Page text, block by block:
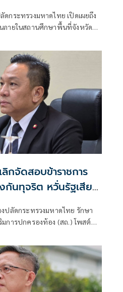
กระทรวงมหาดไทย เปิดเผยถึง
ภายในสถานศึกษาพื้นที่จังหวัด
มนตรีและรมว.มหาดไทย ได้สั่ง
วามปลอดภัยและควบคุมอาวุธปืน
ในลักษณะดังกล่าวขึ้นอีก
กจัดสอบข้าราชการ
นทุจริต หวั่นรัฐเสีย
ปลัดกระทรวงมหาดไทย รักษา
การปกครองท้อง (สถ.) โพสต์
คคลเป็นข้าราชการหรือพนักงาน